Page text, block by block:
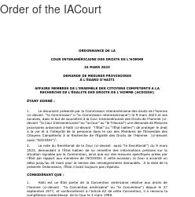
Order of the IACourt